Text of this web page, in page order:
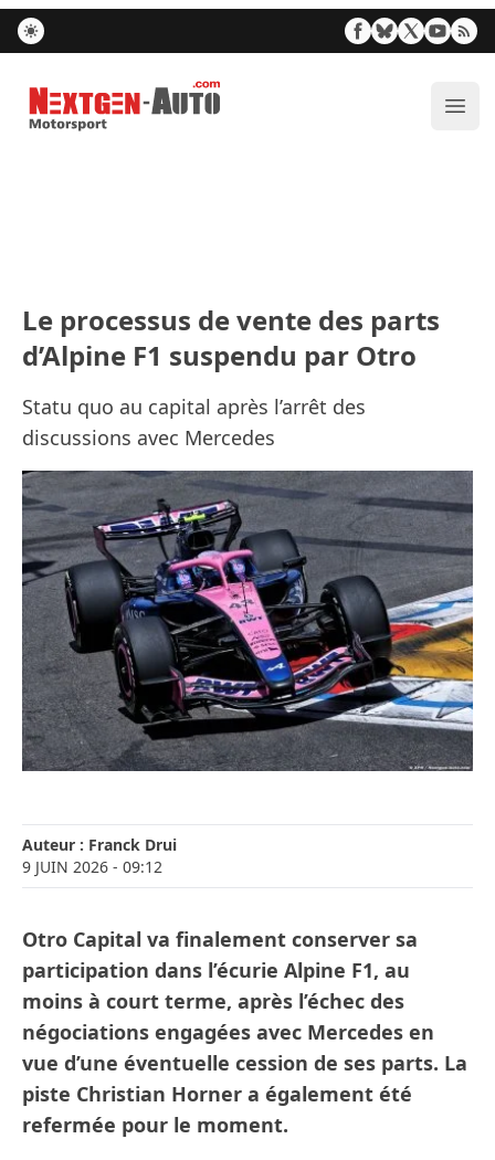
Nextgen-Auto.com
Le processus de vente des parts
d’Alpine F1 suspendu par Otro
Statu quo au capital après l’arrêt des
discussions avec Mercedes
Auteur : Franck Drui
9 JUIN 2026 - 09:12
Otro Capital va finalement conserver sa
participation dans l’écurie Alpine F1, au
moins à court terme, après l’échec des
négociations engagées avec Mercedes en
vue d’une éventuelle cession de ses parts. La
piste Christian Horner a également été
refermée pour le moment.